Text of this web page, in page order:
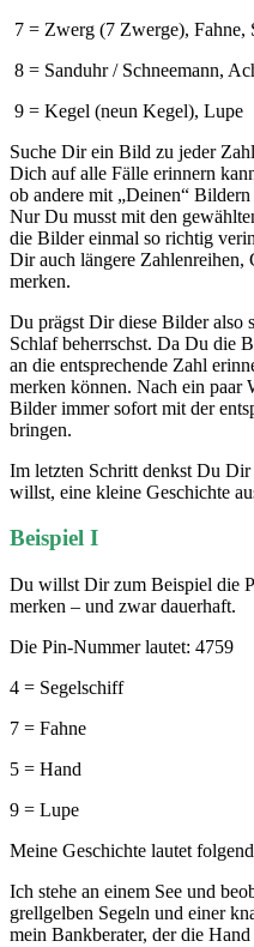
7 = Zwerg (7 Zwerge), Fahne,
8 = Sanduhr / Schneemann,
9 = Kegel (neun Kegel), Lupe
Suche Dir ein Bild zu jeder
Dich auf alle Fälle erinnern
ob andere mit „Deinen“
Nur Du musst mit den
die Bilder einmal so richtig
Dir auch längere Zahlenreihen,
merken.
Du prägst Dir diese Bilder also
Schlaf beherrschst. Da Du die
an die entsprechende Zahl
merken können. Nach ein paar
Bilder immer sofort mit der
bringen.
Im letzten Schritt denkst Du
willst, eine kleine Geschichte
Beispiel I
Du willst Dir zum Beispiel die
merken – und zwar dauerhaft.
Die Pin-Nummer lautet: 4759
4 = Segelschiff
7 = Fahne
5 = Hand
9 = Lupe
Meine Geschichte lautet
Ich stehe an einem See und
grellgelben Segeln und einer
mein Bankberater, der die